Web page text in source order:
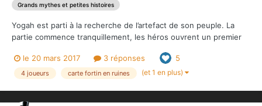
Grands mythes et petites histoires
Yogah est parti à la recherche de l’artefact de son peuple. La
partie commence tranquillement, les héros ouvrent un premier
Bossonien... L'overlord, intimidé par la taille de l'extraterrestre
campe sur ses positions. Tour s...
le 20 mars 2017 3 réponses 5
4 joueurs carte fortin en ruines (et 1 en plus)